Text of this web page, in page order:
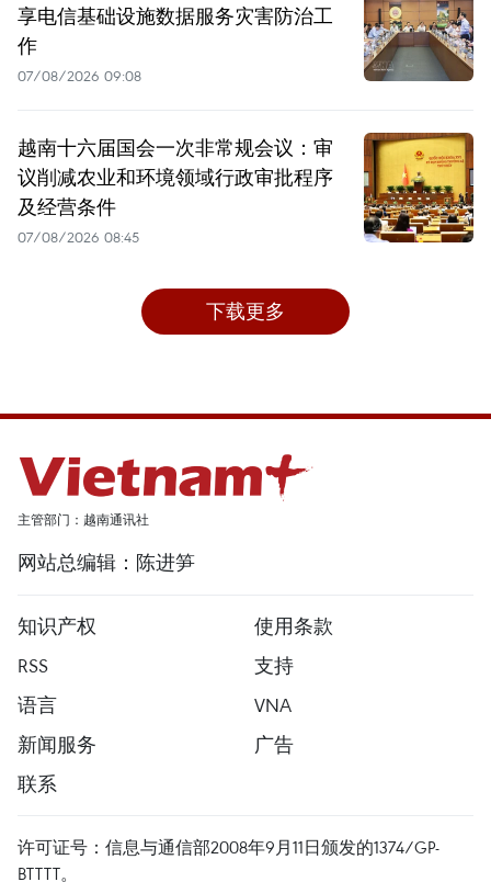
享电信基础设施数据服务灾害防治工
作
07/08/2026 09:08
越南十六届国会一次非常规会议：审
议削减农业和环境领域行政审批程序
及经营条件
07/08/2026 08:45
下载更多
主管部门：越南通讯社
网站总编辑：陈进笋
知识产权
使用条款
RSS
支持
语言
VNA
新闻服务
广告
联系
许可证号：信息与通信部2008年9月11日颁发的1374/GP-
BTTTT。